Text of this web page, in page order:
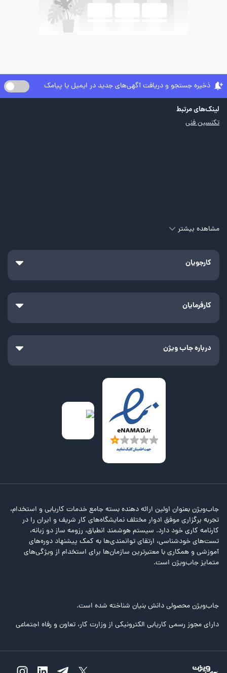
ذخیره جستجو و دریافت آگهی‌های جدید در ایمیل یا پیامک
لینک‌های مرتبط
تکنسین فنی
مشاهده بیشتر
کارجویان
کارفرمایان
درباره جاب ویژن
جاب‌ویژن بعنوان اولین ارائه دهنده بسته جامع خدمات کاریابی و استخدام،
تجربه برگزاری موفق ادوار مختلف نمایشگاه‌های کار شریف و ایران را در
کارنامه کاری خود دارد. سیستم هوشمند انطباق، رزومه ساز دو زبانه،
تست‌های خودشناسی، ارتقای توانمندی‌ها به کمک پیشنهاد دوره‌های
آموزشی و همکاری با معتبرترین سازمان‌ها برای استخدام از ویژگی‌های
متمایز جاب‌ویژن است.
جاب‌ویژن محصولی دانش بنیان شناخته شده است.
دارای مجوز رسمی کاریابی الکترونیکی از وزارت کار، تعاون و رفاه اجتماعی